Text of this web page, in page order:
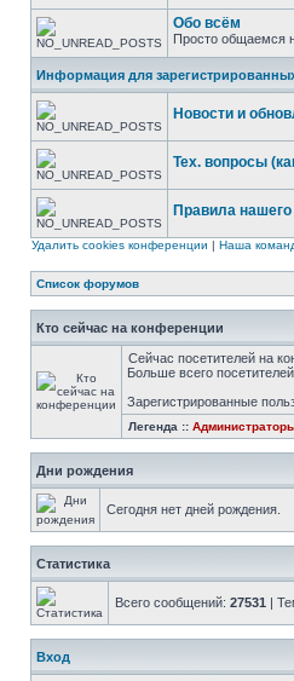
Обо всём
Просто общаемся
Информация для
Новости и
Тех. вопросы
Правила
Удалить cookies конференции | Наша
Список форумов
Кто сейчас на конференции
Сейчас посетителей на
Больше всего
Зарегистрированные
Легенда ::
Дни рождения
Сегодня нет дней рождения.
Статистика
Всего сообщений: 27531 |
Вход